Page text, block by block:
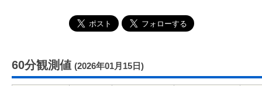
60分観測値 (2026年01月15日)